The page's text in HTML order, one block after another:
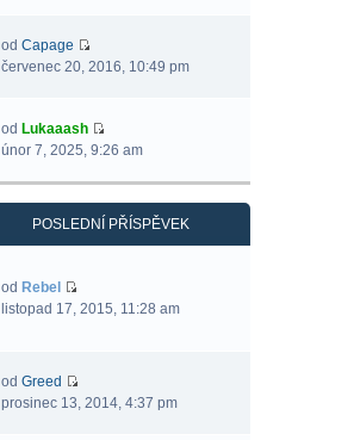
odCapage
červenec 20, 2016, 10:49 pm
od Lukaaash
únor 7, 2025, 9:26 am
POSLEDNÍ PŘÍSPĚVEK
od Rebel
listopad 17, 2015, 11:28 am
odGreed
prosinec 13, 2014, 4:37 pm